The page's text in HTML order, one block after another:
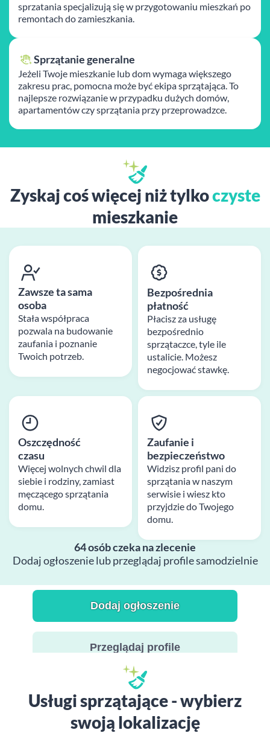
sprzatania specjalizują się w przygotowaniu mieszkań po
remontach do zamieszkania.
Sprzątanie generalne
Jeżeli Twoje mieszkanie lub dom wymaga większego
zakresu prac, pomocna może być ekipa sprzątająca. To
najlepsze rozwiązanie w przypadku dużych domów,
apartamentów czy sprzątania przy przeprowadzce.
Zyskaj coś więcej niż tylkoczyste
mieszkanie
Zawsze ta sama
osoba
Stała współpraca
pozwala na budowanie
zaufania i poznanie
Twoich potrzeb.
Oszczędność
czasu
Więcej wolnych chwil dla
siebie i rodziny, zamiast
męczącego sprzątania
domu.
Bezpośrednia
płatność
Płacisz za usługę
bezpośrednio
sprzątaczce, tyle ile
ustalicie. Możesz
negocjować stawkę.
Zaufanie i
bezpieczeństwo
Widzisz profil pani do
sprzątania w naszym
serwisie i wiesz kto
przyjdzie do Twojego
domu.
64 osób czeka na zlecenie
Dodaj ogłoszenie lub przeglądaj profile samodzielnie
Dodaj ogłoszenie
Przeglądaj profile
Usługi sprzątające - wybierz
swoją lokalizację